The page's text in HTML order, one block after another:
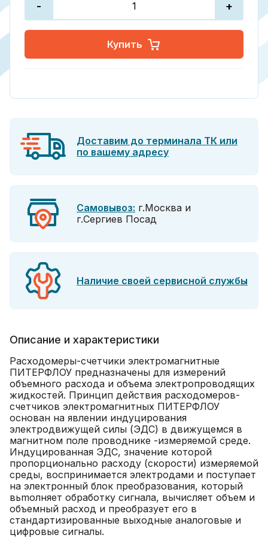
- +
Купить
Доставим до терминала ТК или
по вашему адресу
Самовывоз: г.Москва и
г.Сергиев Посад
Наличие своей сервисной службы
Описание и характеристики
Расходомеры-счетчики электромагнитные
ПИТЕРФЛОУ предназначены для измерений
объемного расхода и объема электропроводящих
жидкостей. Принцип действия расходомеров-
счетчиков электромагнитных ПИТЕРФЛОУ
основан на явлении индуцирования
электродвижущей силы (ЭДС) в движущемся в
магнитном поле проводнике -измеряемой среде.
Индуцированная ЭДС, значение которой
пропорционально расходу (скорости) измеряемой
среды, воспринимается электродами и поступает
на электронный блок преобразования, который
вьmолняет обработку сигнала, вычисляет объем и
объемный расход и преобразует его в
стандартизированные выходные аналоговые и
цифровые сигналы.